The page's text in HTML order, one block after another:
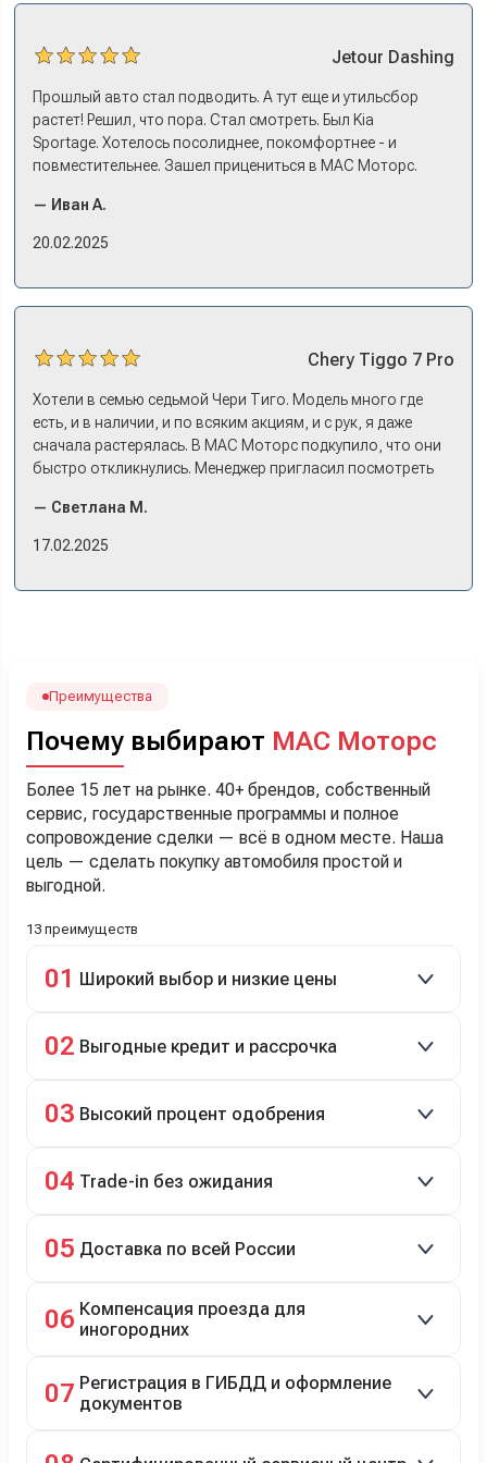
Jetour Dashing
Прошлый авто стал подводить. А тут еще и утильсбор
растет! Решил, что пора. Стал смотреть. Был Kia
Sportage. Хотелось посолиднее, покомфортнее - и
повместительнее. Зашел прицениться в МАС Моторс.
и прям мое! Даже не скажешь, что «китаец». Прям не
вылезая из него и порешали. Спортэйдж в трейд-ин
— Иван А.
20.02.2025
Chery Tiggo 7 Pro
Хотели в семью седьмой Чери Тиго. Модель много где
есть, и в наличии, и по всяким акциям, и с рук, я даже
сначала растерялась. В МАС Моторс подкупило, что они
быстро откликнулись. Менеджер пригласил посмотреть
примериться. Нам тут недалеко, пришли в салон - и в тот
же день купили машину! Неожиданно, но довольны! Все
менеджеру Сергею, профессионал своего дела!
— Светлана М.
17.02.2025
Преимущества
Почему выбирают МАС Моторс
Более 15 лет на рынке. 40+ брендов, собственный
сервис, государственные программы и полное
сопровождение сделки — всё в одном месте. Наша
цель — сделать покупку автомобиля простой и
выгодной.
13 преимуществ
01 Широкий выбор и низкие цены
подержанные авто.
02 Выгодные кредит и рассрочка
рассрочка 0% на 2 года при первом взносе 35–50%.
03 Высокий процент одобрения
04 Trade-in без ожидания
05 Доставка по всей России
06 Компенсация проезда для
иногородних
07 Регистрация в ГИБДД и оформление
документов